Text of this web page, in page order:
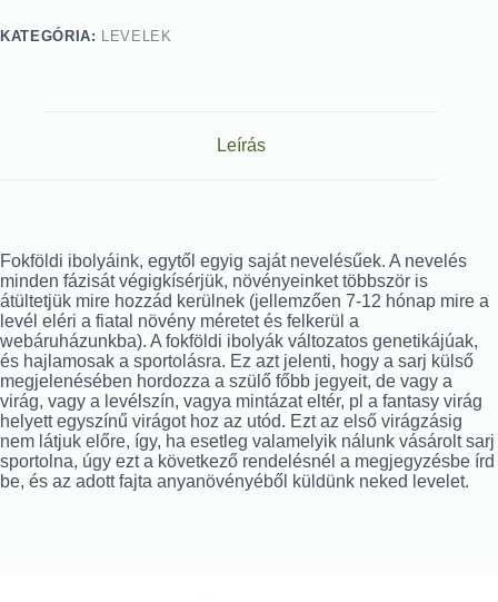
KATEGÓRIA: LEVELEK
Leírás
Fokföldi ibolyáink, egytől egyig saját nevelésűek. A nevelés
minden fázisát végigkísérjük, növényeinket többször is
átültetjük mire hozzád kerülnek (jellemzően 7-12 hónap mire a
levél eléri a fiatal növény méretet és felkerül a
webáruházunkba). A fokföldi ibolyák változatos genetikájúak,
és hajlamosak a sportolásra. Ez azt jelenti, hogy a sarj külső
megjelenésében hordozza a szülő főbb jegyeit, de vagy a
virág, vagy a levélszín, vagya mintázat eltér, pl a fantasy virág
helyett egyszínű virágot hoz az utód. Ezt az első virágzásig
nem látjuk előre, így, ha esetleg valamelyik nálunk vásárolt sarj
sportolna, úgy ezt a következő rendelésnél a megjegyzésbe írd
be, és az adott fajta anyanövényéből küldünk neked levelet.